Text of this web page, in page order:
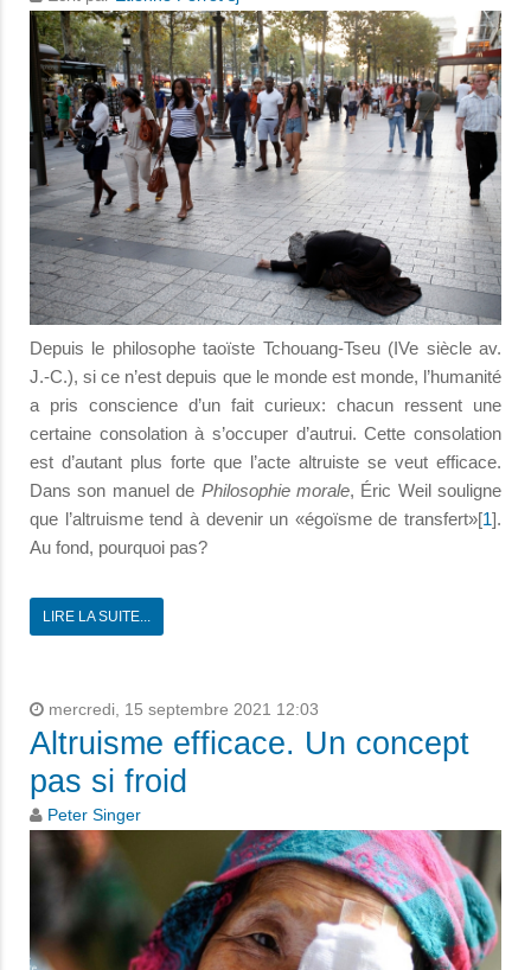
Depuis le philosophe taoïste Tchouang-Tseu (IVe siècle av.
J.-C.), si ce n’est depuis que le monde est monde, l’humanité
a pris conscience d’un fait curieux: chacun ressent une
certaine consolation à s’occuper d’autrui. Cette consolation
est d’autant plus forte que l’acte altruiste se veut efficace.
Dans son manuel de Philosophie morale, Éric Weil souligne
que l’altruisme tend à devenir un «égoïsme de transfert»[1].
Au fond, pourquoi pas?
LIRE LA SUITE...
mercredi, 15 septembre 2021 12:03
Altruisme efficace. Un concept
pas si froid
Peter Singer